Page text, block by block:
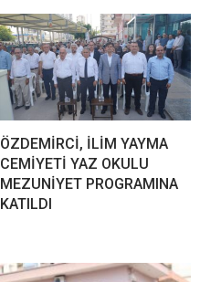
ÖZDEMİRCİ, İLİM YAYMA
CEMİYETİ YAZ OKULU
MEZUNİYET PROGRAMINA
KATILDI